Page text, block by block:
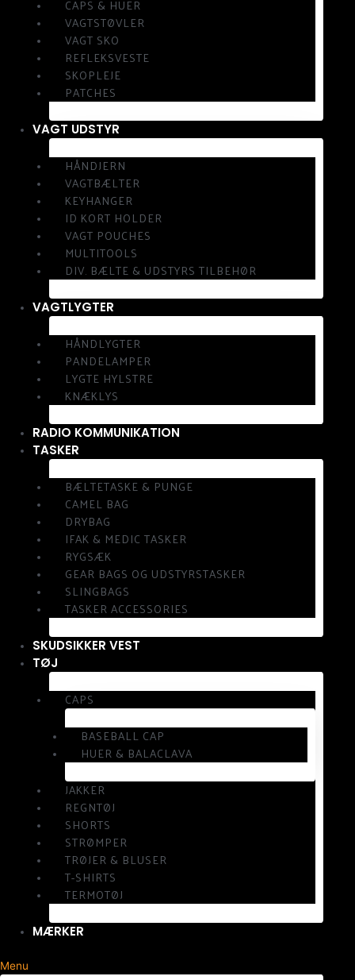
CAPS & HUER
VAGTSTØVLER
VAGT SKO
REFLEKSVESTE
SKOPLEJE
PATCHES
VAGT UDSTYR
HÅNDJERN
VAGTBÆLTER
KEYHANGER
ID KORT HOLDER
VAGT POUCHES
MULTITOOLS
DIV. BÆLTE & UDSTYRS TILBEHØR
VAGTLYGTER
HÅNDLYGTER
PANDELAMPER
LYGTE HYLSTRE
KNÆKLYS
RADIO KOMMUNIKATION
TASKER
BÆLTETASKE & PUNGE
CAMEL BAG
DRYBAG
IFAK & MEDIC TASKER
RYGSÆK
GEAR BAGS OG UDSTYRSTASKER
SLINGBAGS
TASKER ACCESSORIES
SKUDSIKKER VEST
TØJ
CAPS
BASEBALL CAP
HUER & BALACLAVA
JAKKER
REGNTØJ
SHORTS
STRØMPER
TRØJER & BLUSER
T-SHIRTS
TERMOTØJ
MÆRKER
Menu